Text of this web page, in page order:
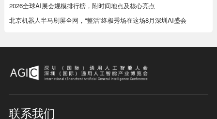
2026全球AI展会规模排行榜，附时间地点及核心亮点
北京机器人半马刷屏全网，“整活”终极秀场在这场8月深圳AI盛会
联系我们